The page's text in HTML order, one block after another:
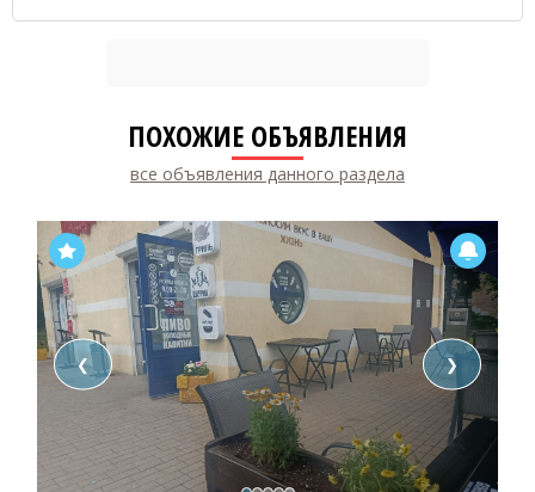
ПОХОЖИЕ ОБЪЯВЛЕНИЯ
все объявления данного раздела
❮ ❯